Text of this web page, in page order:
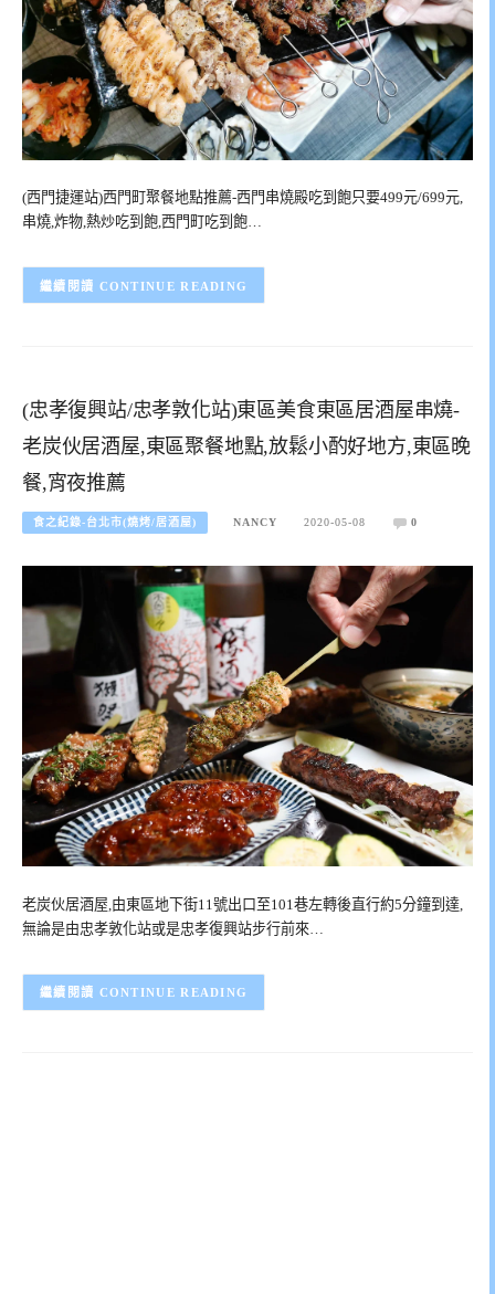
(西門捷運站)西門町聚餐地點推薦-西門串燒殿吃到飽只要499元/699元,
串燒,炸物,熱炒吃到飽,西門町吃到飽…
CONTINUE READING
(忠孝復興站/忠孝敦化站)東區美食東區居酒屋串燒-
老炭伙居酒屋,東區聚餐地點,放鬆小酌好地方,東區晚
餐,宵夜推薦
食之紀錄-台北市(燒烤/居酒屋) NANCY 2020-05-08 0
老炭伙居酒屋,由東區地下街11號出口至101巷左轉後直行約5分鐘到達,
無論是由忠孝敦化站或是忠孝復興站步行前來…
CONTINUE READING